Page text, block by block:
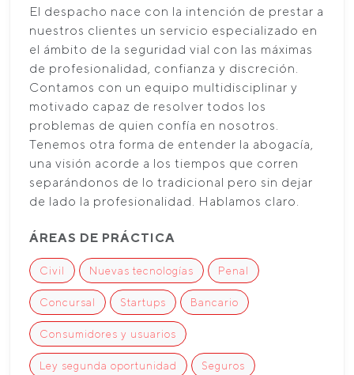
El despacho nace con la intención de prestar a
nuestros clientes un servicio especializado en
el ámbito de la seguridad vial con las máximas
de profesionalidad, confianza y discreción.
Contamos con un equipo multidisciplinar y
motivado capaz de resolver todos los
problemas de quien confía en nosotros.
Tenemos otra forma de entender la abogacía,
una visión acorde a los tiempos que corren
separándonos de lo tradicional pero sin dejar
de lado la profesionalidad. Hablamos claro.
ÁREAS DE PRÁCTICA
Civil Nuevas tecnologías Penal
Concursal Startups Bancario
Consumidores y usuarios
Ley segunda oportunidad Seguros